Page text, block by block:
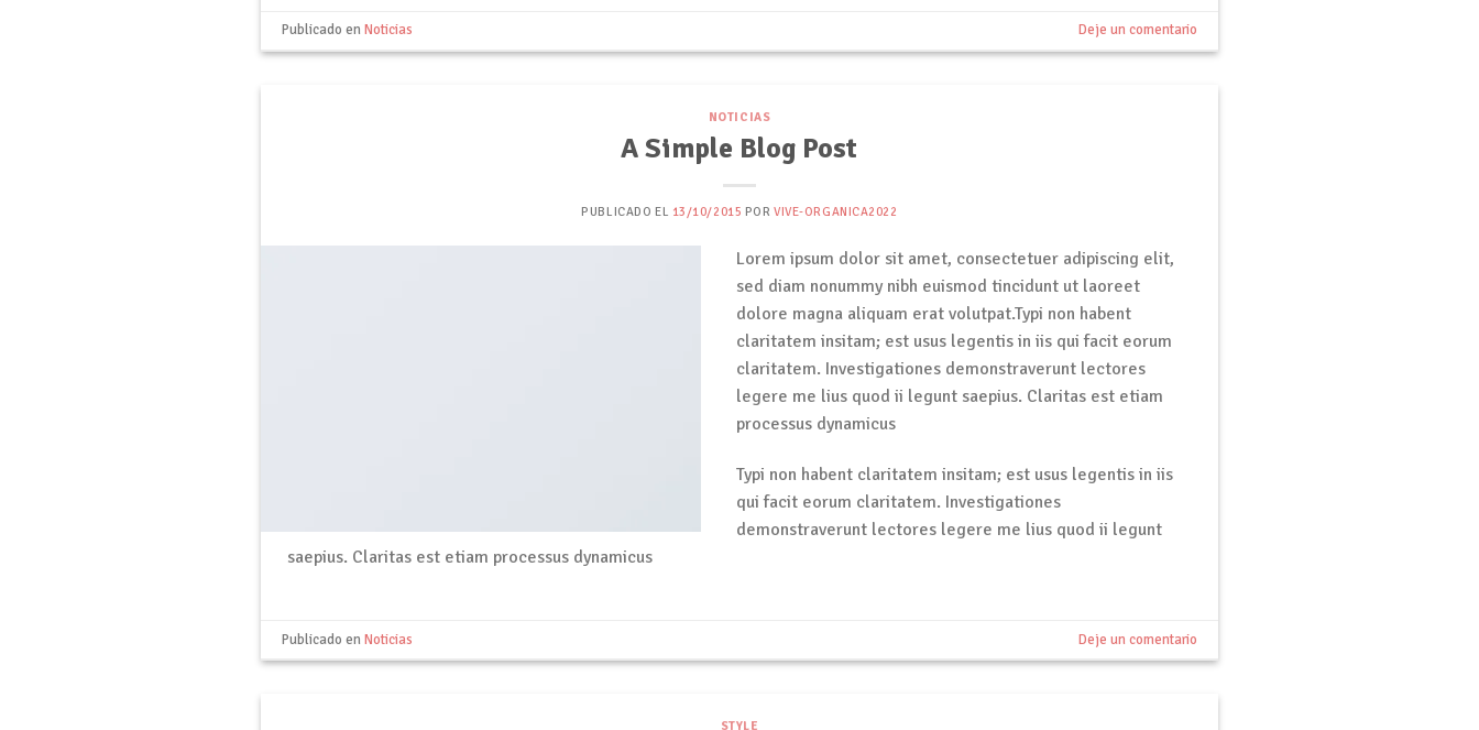
Publicado enNoticias Deje un comentario
NOTICIAS
A Simple Blog Post
PUBLICADO EL 13/10/2015 PORVIVE-ORGANICA2022
Lorem ipsum dolor sit amet, consectetuer adipiscing elit,
sed diam nonummy nibh euismod tincidunt ut laoreet
dolore magna aliquam erat volutpat.Typi non habent
claritatem insitam; est usus legentis in iis qui facit eorum
claritatem. Investigationes demonstraverunt lectores
legere me lius quod ii legunt saepius. Claritas est etiam
processus dynamicus
Typi non habent claritatem insitam; est usus legentis in iis
qui facit eorum claritatem. Investigationes
demonstraverunt lectores legere me lius quod ii legunt
saepius. Claritas est etiam processus dynamicus
Publicado enNoticias Deje un comentario
STYLE